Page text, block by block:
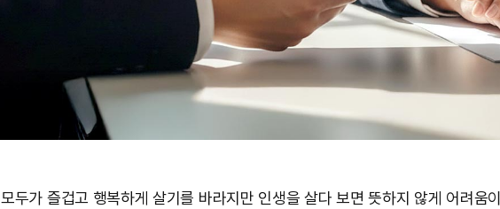
모두가 즐겁고 행복하게 살기를 바라지만 인생을 살다 보면 뜻하지 않게 어려움이